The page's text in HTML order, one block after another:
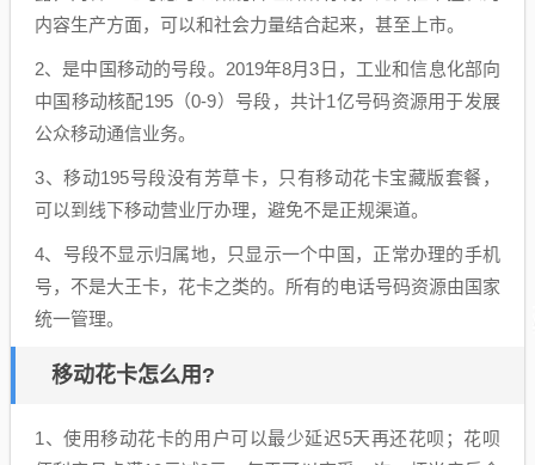
内容生产方面，可以和社会力量结合起来，甚至上市。
2、是中国移动的号段。2019年8月3日，工业和信息化部向
中国移动核配195（0-9）号段，共计1亿号码资源用于发展
公众移动通信业务。
3、移动195号段没有芳草卡，只有移动花卡宝藏版套餐，
可以到线下移动营业厅办理，避免不是正规渠道。
4、号段不显示归属地，只显示一个中国，正常办理的手机
号，不是大王卡，花卡之类的。所有的电话号码资源由国家
统一管理。
移动花卡怎么用?
1、使用移动花卡的用户可以最少延迟5天再还花呗；花呗